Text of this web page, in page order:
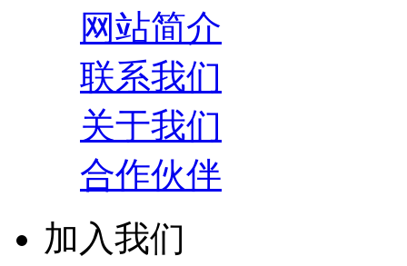
网站简介
联系我们
关于我们
合作伙伴
加入我们